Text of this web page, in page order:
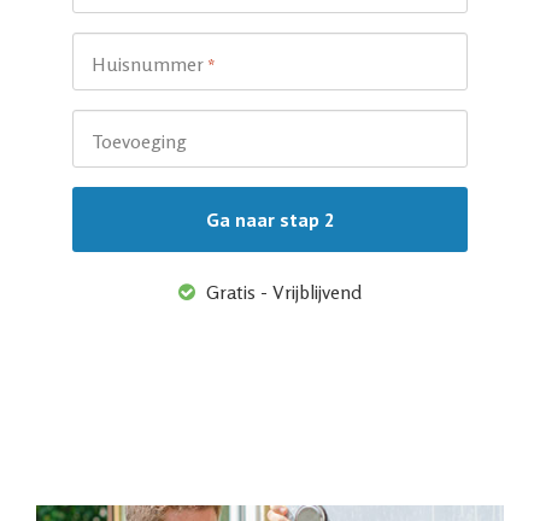
Huisnummer *
Toevoeging
Gratis - Vrijblijvend